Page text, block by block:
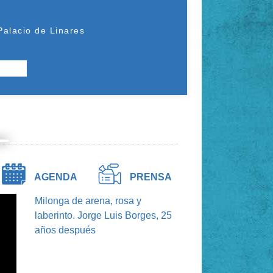
de Linares
apoyo
telefonica
AGENDA PRENSA
Milonga de arena, rosa y
laberinto. Jorge Luis Borges, 25
años después